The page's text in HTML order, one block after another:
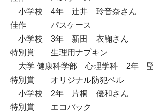
小学校 4年 辻井 玲音奈さん
佳作 パスケース
小学校 3年 新田 衣鞠さん
特別賞 生理用ナプキン
大学 健康科学部 心理学科 2年
特別賞 オリジナル防犯ベル
小学校 2年 片桐 優和さん
特別賞 エコバック